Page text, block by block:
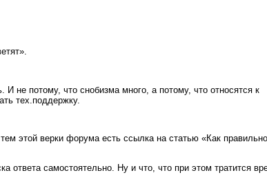
не потому, что снобизма много, а потому, что относятся к
тех.поддержку.
этой верки форума есть ссылка на статью «Как правильно
ответа самостоятельно. Ну и что, что при этом тратится